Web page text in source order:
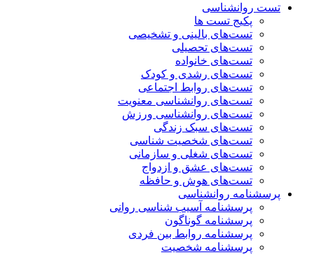
تست روانشناسی
پکیج تست ها
تست‌های بالینی و تشخیصی
تست‌های تحصیلی
تست‌های خانواده
تست‌های رشدی و کودک
تست‌های روابط اجتماعی
تست‌های روانشناسی معنویت
تست‌های روانشناسی ورزش
تست‌های سبک زندگی
تست‌های شخصیت شناسی
تست‌های شغلی و سازمانی
تست‌های عشق و ازدواج
تست‌های هوش و حافظه
پرسشنامه روانشناسی
پرسشنامه آسیب شناسی روانی
پرسشنامه گوناگون
پرسشنامه روابط بین فردی
پرسشنامه شخصیت